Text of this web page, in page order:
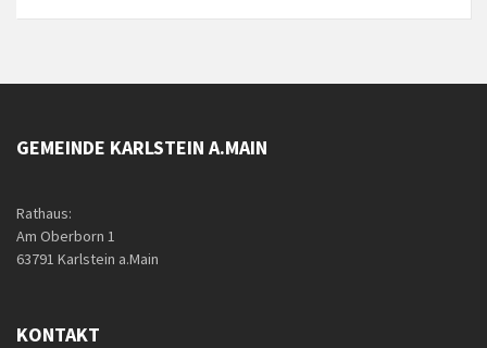
GEMEINDE KARLSTEIN A.MAIN
Rathaus:
Am Oberborn 1
63791 Karlstein a.Main
KONTAKT